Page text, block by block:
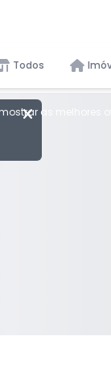
as melhores
Todos